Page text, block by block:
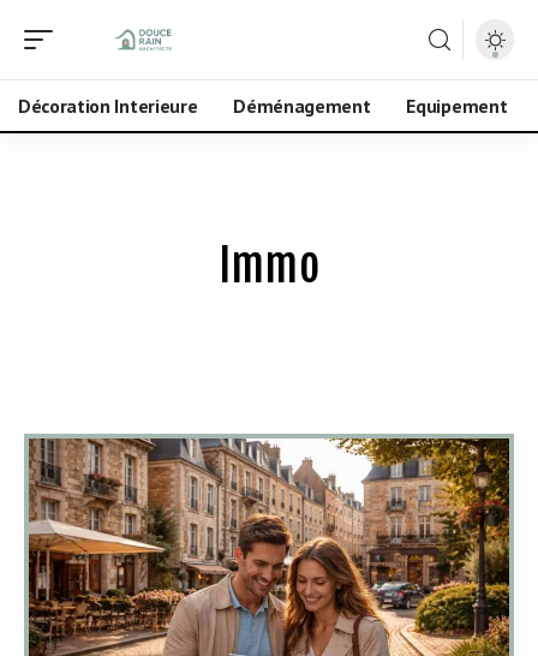
Décoration Interieure Déménagement Equipement
Immo